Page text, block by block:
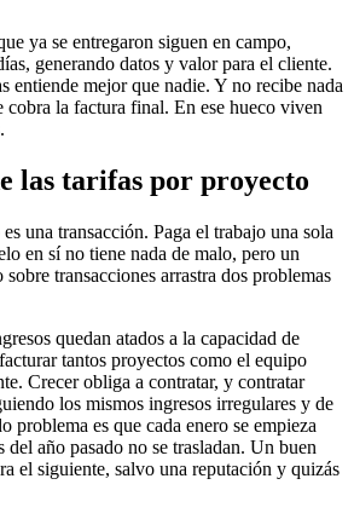
ya se entregaron siguen en campo,
generando datos y valor para el cliente.
entiende mejor que nadie. Y no recibe nada
cobra la factura final. En ese hueco viven
las tarifas por proyecto
una transacción. Paga el trabajo una sola
en sí no tiene nada de malo, pero un
transacciones arrastra dos problemas
quedan atados a la capacidad de
tantos proyectos como el equipo
Crecer obliga a contratar, y contratar
los mismos ingresos irregulares y de
problema es que cada enero se empieza
año pasado no se trasladan. Un buen
el siguiente, salvo una reputación y quizás